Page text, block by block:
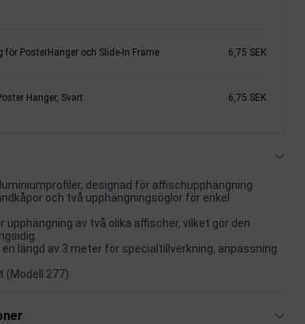
för PosterHanger och Slide-In Frame 6,75 SEK
Hanger, Svart 6,75 SEK
designad för affischupphängning
och två upphängningsöglor för enkel
upphängning av två olika affischer, vilket gör den
en längd av 3 meter för specialtillverkning, anpassning
277).